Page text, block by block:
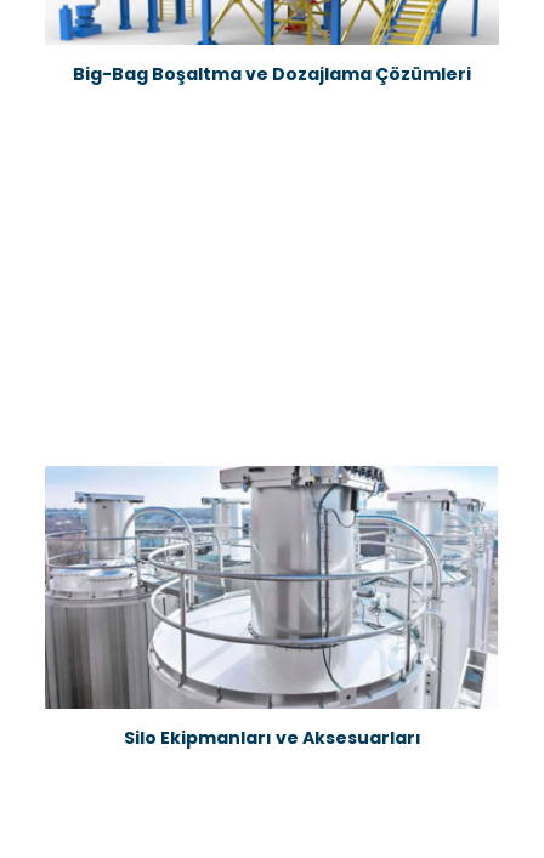
Big-Bag Boşaltma ve Dozajlama Çözümleri
Silo Ekipmanları ve Aksesuarları